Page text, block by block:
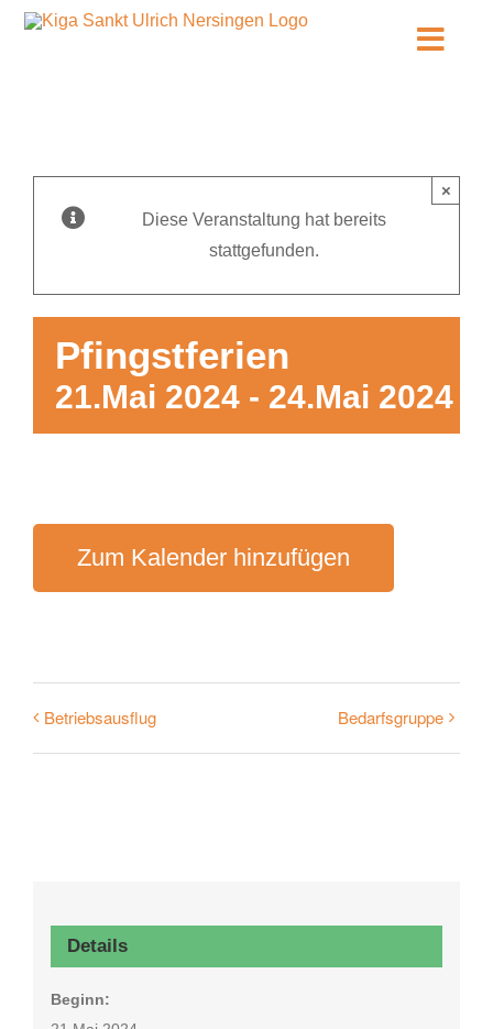
Zum
Unsere KiTa
Kontakt
Anmeldung
Stellenangebote
Diese Veranstaltung hat bereits
stattgefunden.
×
Pfingstferien
21.Mai 2024 - 24.Mai 2024
Zum Kalender hinzufügen
Betriebsausflug Bedarfsgruppe
Details
Beginn: